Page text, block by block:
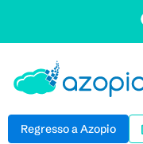
Regresso a Azopio